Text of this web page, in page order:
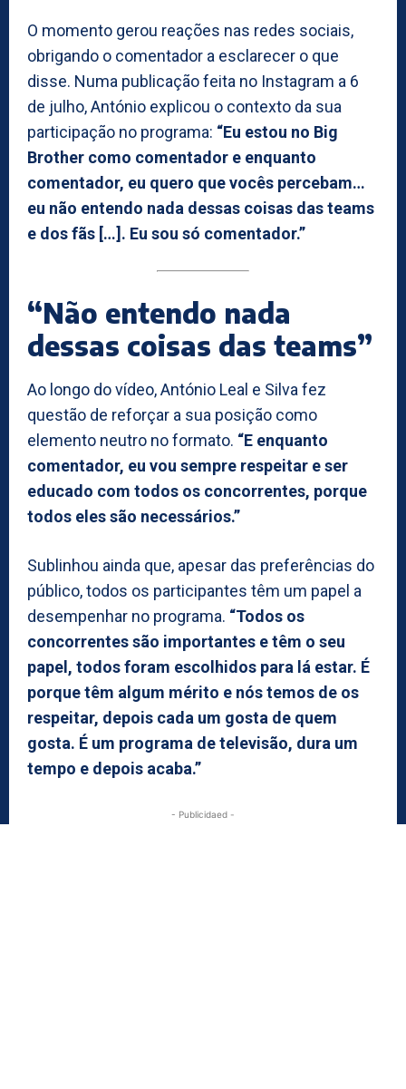
O momento gerou reações nas redes sociais,
obrigando o comentador a esclarecer o que
disse. Numa publicação feita no Instagram a 6
de julho, António explicou o contexto da sua
participação no programa: “Eu estou no Big
Brother como comentador e enquanto
comentador, eu quero que vocês percebam…
eu não entendo nada dessas coisas das teams
e dos fãs […]. Eu sou só comentador.”
“Não entendo nada
dessas coisas das teams”
Ao longo do vídeo, António Leal e Silva fez
questão de reforçar a sua posição como
elemento neutro no formato. “E enquanto
comentador, eu vou sempre respeitar e ser
educado com todos os concorrentes, porque
todos eles são necessários.”
Sublinhou ainda que, apesar das preferências do
público, todos os participantes têm um papel a
desempenhar no programa. “Todos os
concorrentes são importantes e têm o seu
papel, todos foram escolhidos para lá estar. É
porque têm algum mérito e nós temos de os
respeitar, depois cada um gosta de quem
gosta. É um programa de televisão, dura um
tempo e depois acaba.”
- Publicidaed -